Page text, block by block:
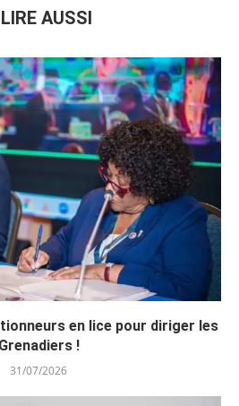
AUSSI
en lice pour diriger les
Grenadiers !
31/07/2026